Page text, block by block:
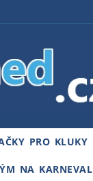
PRO KLUKY
NA KARNEVAL